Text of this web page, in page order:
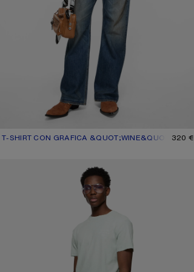
T-SHIRT CON GRAFICA &QUOT;WINE&QUOT;
COLORE ATTUALE: BORDEAUX/BIANCO
PREZZO: 320 €. 320 €
T-SHIRT CON LOGO CON EFFETTO INVECCHIATO